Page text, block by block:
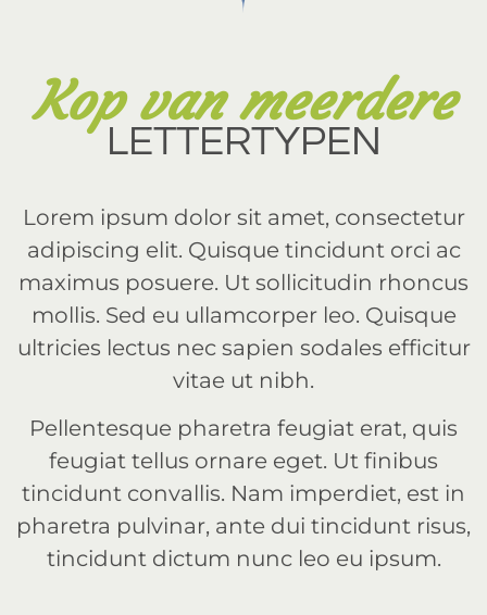
Kop van meerdere
LETTERTYPEN
Lorem ipsum dolor sit amet, consectetur
adipiscing elit. Quisque tincidunt orci ac
maximus posuere. Ut sollicitudin rhoncus
mollis. Sed eu ullamcorper leo. Quisque
ultricies lectus nec sapien sodales efficitur
vitae ut nibh.
Pellentesque pharetra feugiat erat, quis
feugiat tellus ornare eget. Ut finibus
tincidunt convallis. Nam imperdiet, est in
pharetra pulvinar, ante dui tincidunt risus,
tincidunt dictum nunc leo eu ipsum.